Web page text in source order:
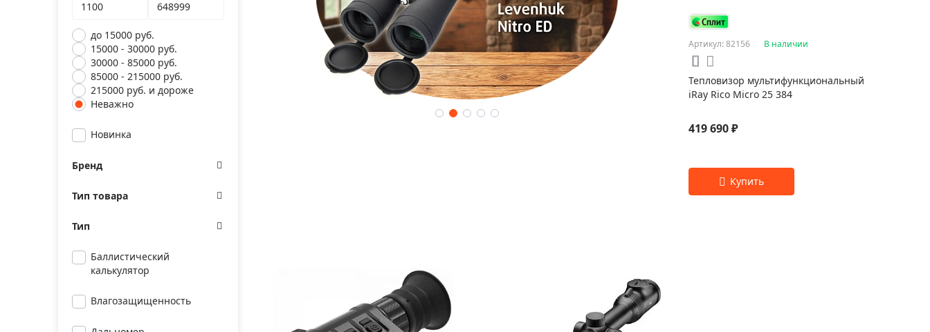
до 15000 руб.
15000 - 30000 руб.
30000 - 85000 руб.
85000 - 215000 руб.
215000 руб. и дороже
Неважно
Новинка
Бренд
Тип товара
Тип
Баллистический
калькулятор
Влагозащищенность
Артикул: 82156 В наличии
Тепловизор мультифункциональный
iRay Rico Micro 25 384
419 690 ₽